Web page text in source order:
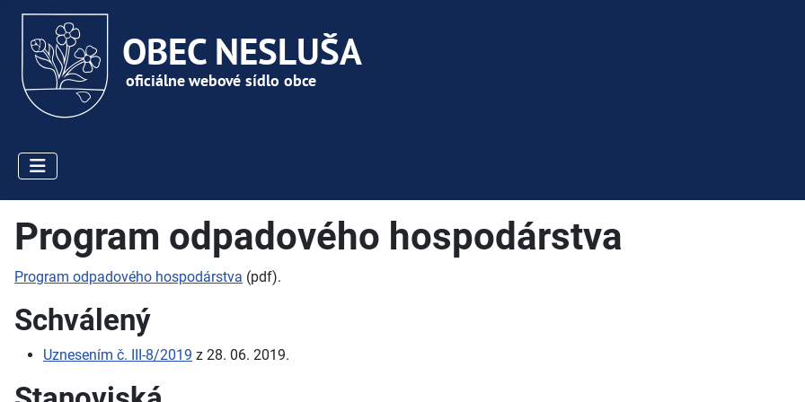
Program odpadového hospodárstva
Program odpadového hospodárstva (pdf).
Schválený
Uznesením č. III-8/2019 z 28. 06. 2019.